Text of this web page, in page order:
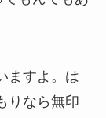
ますよ。は
りなら無印